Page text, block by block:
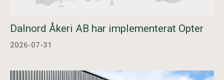
Dalnord Åkeri AB har implementerat Opter
2026-07-31